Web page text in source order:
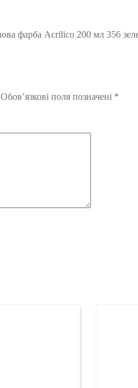
фарба Acrilico 200 мл 356
Обов’язкові поля позначені *